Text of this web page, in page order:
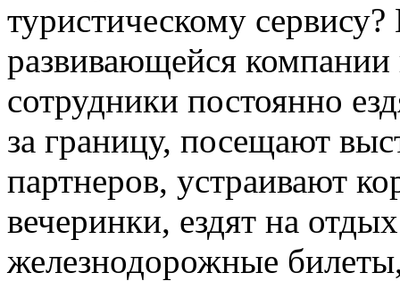
туристическому
развивающейся компании
сотрудники постоянно
за границу, посещают
партнеров, устраивают
вечеринки, ездят на
железнодорожные